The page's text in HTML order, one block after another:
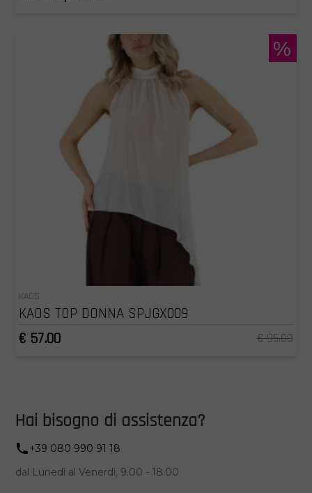
KAOS
KAOS TOP DONNA SPJGX009
€ 57.00
€ 95.00
%
Hai bisogno di assistenza?
+39 080 990 91 18
dal Lunedì al Venerdì, 9.00 - 18.00